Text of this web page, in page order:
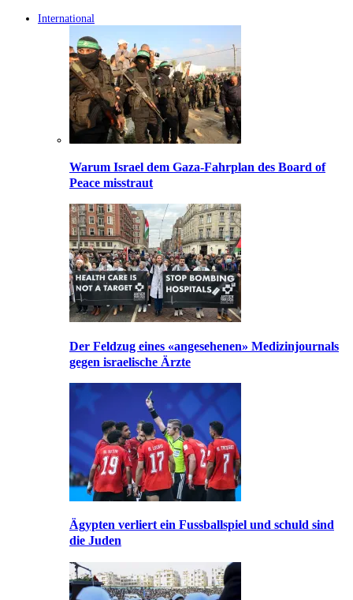
International
Warum Israel dem Gaza-Fahrplan des Board of
Peace misstraut
Der Feldzug eines «angesehenen» Medizinjournals
gegen israelische Ärzte
Ägypten verliert ein Fussballspiel und schuld sind
die Juden